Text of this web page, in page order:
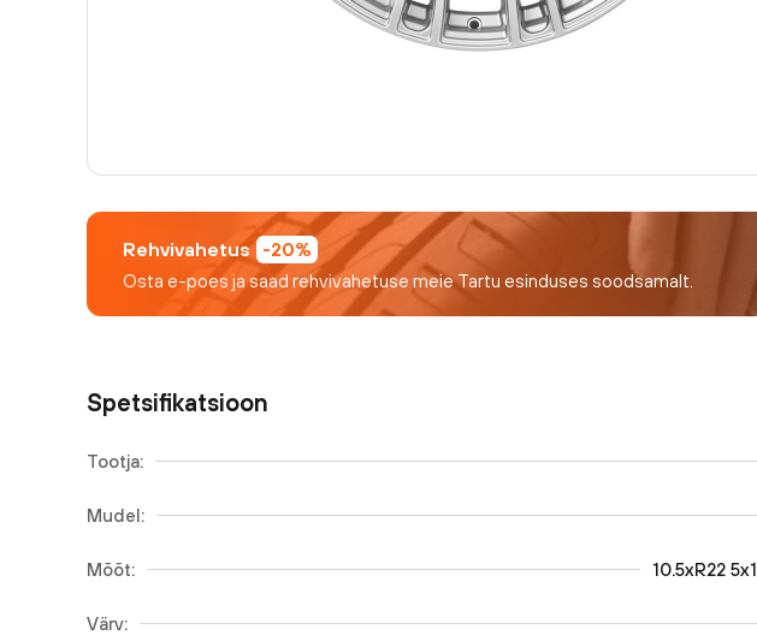
Rehvivahetus -20%
Osta e-poes ja saad rehvivahetuse meie Tartu esinduses soodsamalt.
Spetsifikatsioon
Tootja:
Mudel:
Mõõt: 10.5xR22
Värv: